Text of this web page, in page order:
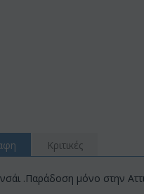
Κριτικές
.Παράδοση μόνο στην